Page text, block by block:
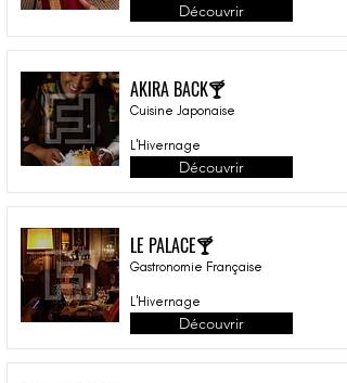
Découvrir
AKIRA BACK🍸
Cuisine Japonaise
L'Hivernage
Découvrir
LE PALACE🍸
Gastronomie Française
L'Hivernage
Découvrir